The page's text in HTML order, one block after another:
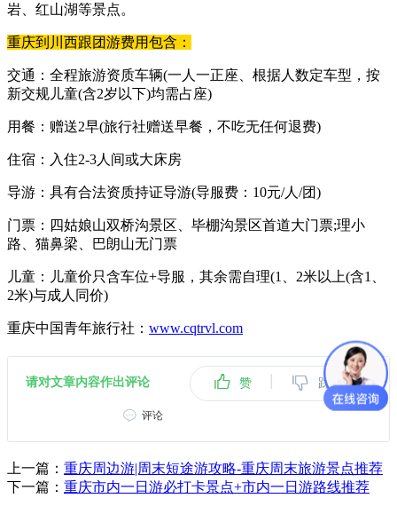
岩、红山湖等景点。
重庆到川西跟团游费用包含：
交通：全程旅游资质车辆(一人一正座、根据人数定车型，按
新交规儿童(含2岁以下)均需占座)
用餐：赠送2早(旅行社赠送早餐，不吃无任何退费)
住宿：入住2-3人间或大床房
导游：具有合法资质持证导游(导服费：10元/人/团)
门票：四姑娘山双桥沟景区、毕棚沟景区首道大门票;理小
路、猫鼻梁、巴朗山无门票
儿童：儿童价只含车位+导服，其余需自理(1、2米以上(含1、
2米)与成人同价)
重庆中国青年旅行社： www.cqtrvl.com
请对文章内容作出评论 赞 | 踩
评论
上一篇： 重庆周边游|周末短途游攻略-重庆周末旅游景点推荐
下一篇： 重庆市内一日游必打卡景点+市内一日游路线推荐